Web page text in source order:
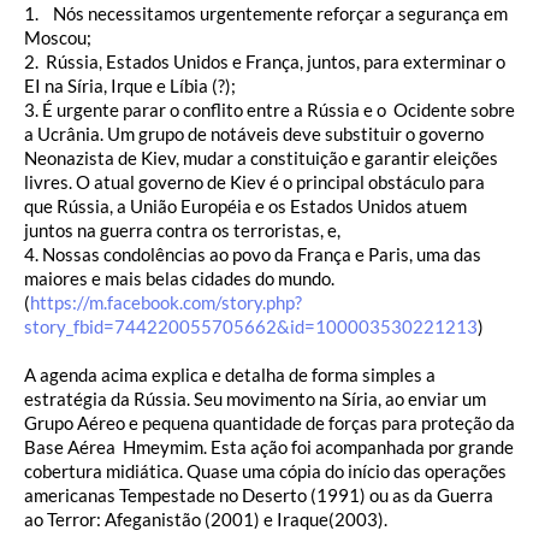
1. Nós necessitamos urgentemente reforçar a segurança em
Moscou;
2. Rússia, Estados Unidos e França, juntos, para exterminar o
EI na Síria, Irque e Líbia (?);
3. É urgente parar o conflito entre a Rússia e o Ocidente sobre
a Ucrânia. Um grupo de notáveis deve substituir o governo
Neonazista de Kiev, mudar a constituição e garantir eleições
livres.O atual governo de Kiev é o principal obstáculo para
que Rússia, a União Européia e os Estados Unidos atuem
juntos na guerra contra os terroristas, e,
4. Nossas condolências ao povo da França e Paris, uma das
maiores e mais belas cidades do mundo.
(https://m.facebook.com/story.php?
story_fbid=744220055705662&id=100003530221213)
A agenda acima explica e detalha de forma simples a
estratégia da Rússia. Seu movimento na Síria, ao enviar um
Grupo Aéreo e pequena quantidade de forças para proteção da
Base Aérea Hmeymim. Esta ação foi acompanhada por grande
cobertura midiática. Quase uma cópia do início das operações
americanas Tempestade no Deserto (1991) ou as da Guerra
ao Terror: Afeganistão (2001) e Iraque(2003).